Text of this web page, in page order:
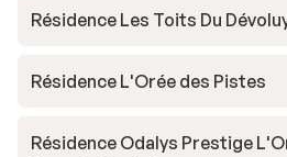
Résidence Les Toits Du
Résidence L'Orée des Pistes
Résidence Odalys Prestige